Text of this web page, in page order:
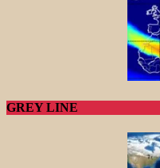
GREY LINE